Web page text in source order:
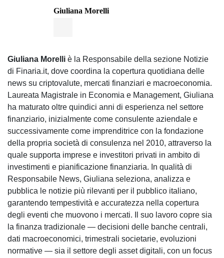
Giuliana Morelli
Giuliana Morelli è la Responsabile della sezione Notizie
di Finaria.it, dove coordina la copertura quotidiana delle
news su criptovalute, mercati finanziari e macroeconomia.
Laureata Magistrale in Economia e Management, Giuliana
ha maturato oltre quindici anni di esperienza nel settore
finanziario, inizialmente come consulente aziendale e
successivamente come imprenditrice con la fondazione
della propria società di consulenza nel 2010, attraverso la
quale supporta imprese e investitori privati in ambito di
investimenti e pianificazione finanziaria. In qualità di
Responsabile News, Giuliana seleziona, analizza e
pubblica le notizie più rilevanti per il pubblico italiano,
garantendo tempestività e accuratezza nella copertura
degli eventi che muovono i mercati. Il suo lavoro copre sia
la finanza tradizionale — decisioni delle banche centrali,
dati macroeconomici, trimestrali societarie, evoluzioni
normative — sia il settore degli asset digitali, con un focus